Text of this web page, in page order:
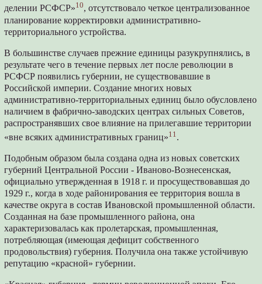
делении РСФСР»10, отсутствовало четкое централизованное
планирование корректировки административно-
территориального устройства.
В большинстве случаев прежние единицы разукрупнялись, в
результате чего в течение первых лет после революции в
РСФСР появились губернии, не существовавшие в
Российской империи. Создание многих новых
административно-территориальных единиц было обусловлено
наличием в фабрично-заводских центрах сильных Советов,
распространявших свое влияние на прилегавшие территории
«вне всяких административных границ»11 .
Подобным образом была создана одна из новых советских
губерний Центральной России - Иваново-Вознесенская,
официально утвержденная в 1918 г. и просуществовавшая до
1929 г., когда в ходе районирования ее территория вошла в
качестве округа в состав Ивановской промышленной области.
Созданная на базе промышленного района, она
характеризовалась как пролетарская, промышленная,
потребляющая (имеющая дефицит собственного
продовольствия) губерния. Получила она также устойчивую
репутацию «красной» губернии.